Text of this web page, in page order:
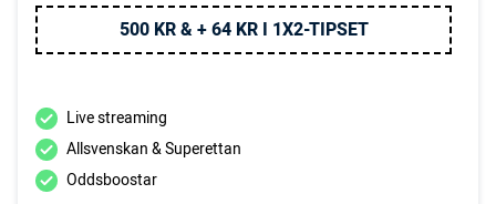
500 KR & + 64 KR I 1X2-TIPSET
Live streaming
Allsvenskan & Superettan
Oddsboostar